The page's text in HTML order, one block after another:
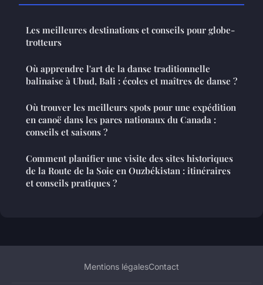
Les meilleures destinations et conseils pour globe-
trotteurs
Où apprendre l'art de la danse traditionnelle
balinaise à Ubud, Bali : écoles et maîtres de danse ?
Où trouver les meilleurs spots pour une expédition
en canoë dans les parcs nationaux du Canada :
conseils et saisons ?
Comment planifier une visite des sites historiques
de la Route de la Soie en Ouzbékistan : itinéraires
et conseils pratiques ?
Mentions légalesContact